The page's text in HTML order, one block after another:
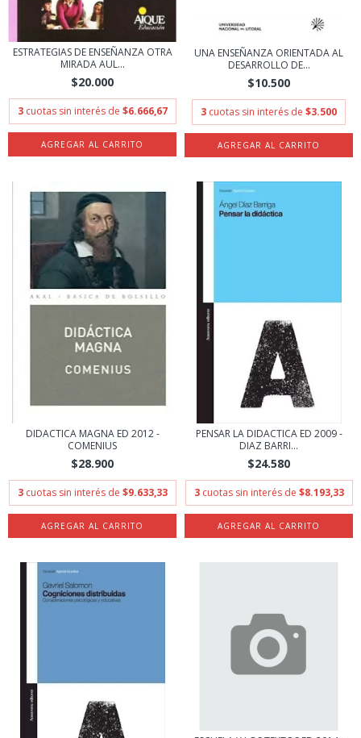
ESTRATEGIAS DE ENSEÑANZA OTRA
MIRADA AUL...
$20.000
3 cuotas sin interés de $6.666,67
UNA ENSEÑANZA ORIENTADA AL
DESARROLLO DE...
$10.500
3 cuotas sin interés de $3.500
DIDACTICA MAGNA ED 2012 -
COMENIUS
$28.900
3 cuotas sin interés de $9.633,33
PENSAR LA DIDACTICA ED 2009 -
DIAZ BARRI...
$24.580
3 cuotas sin interés de $8.193,33